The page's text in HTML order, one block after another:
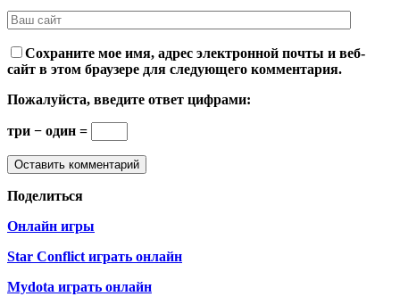
Сохраните мое имя, адрес электронной почты и веб-
сайт в этом браузере для следующего комментария.
Пожалуйста, введите ответ цифрами:
три − один =
Поделиться
Онлайн игры
Star Conflict играть онлайн
Mydota играть онлайн